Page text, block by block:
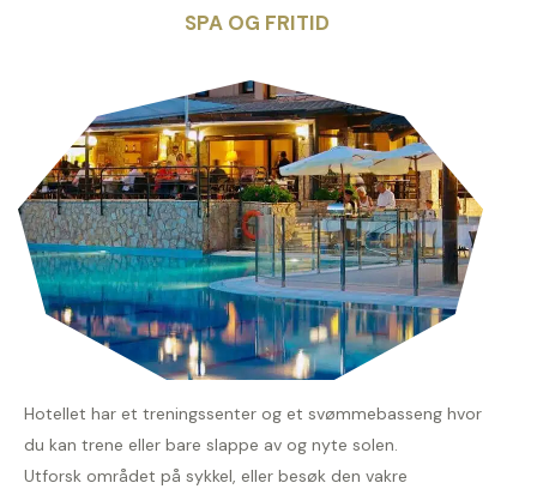
SPA OG FRITID
Hotellet har et treningssenter og et svømmebasseng hvor
du kan trene eller bare slappe av og nyte solen.
Utforsk området på sykkel, eller besøk den vakre